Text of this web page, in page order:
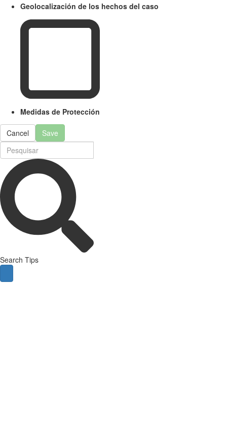
Geolocalización de los hechos del caso
Medidas de Protección
Cancel Save
Search Tips